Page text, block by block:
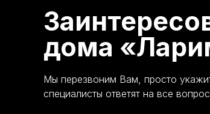
дома
Мы перезвоним Вам, просто
специалисты ответят на все